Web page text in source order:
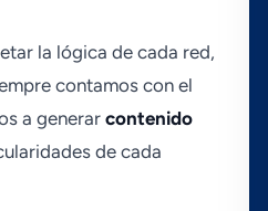
la lógica de cada red,
contamos con el
a generar contenido
de cada